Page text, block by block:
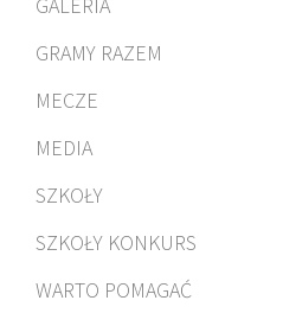
GRAMY RAZEM
MECZE
MEDIA
SZKOŁY
SZKOŁY KONKURS
WARTO POMAGAĆ